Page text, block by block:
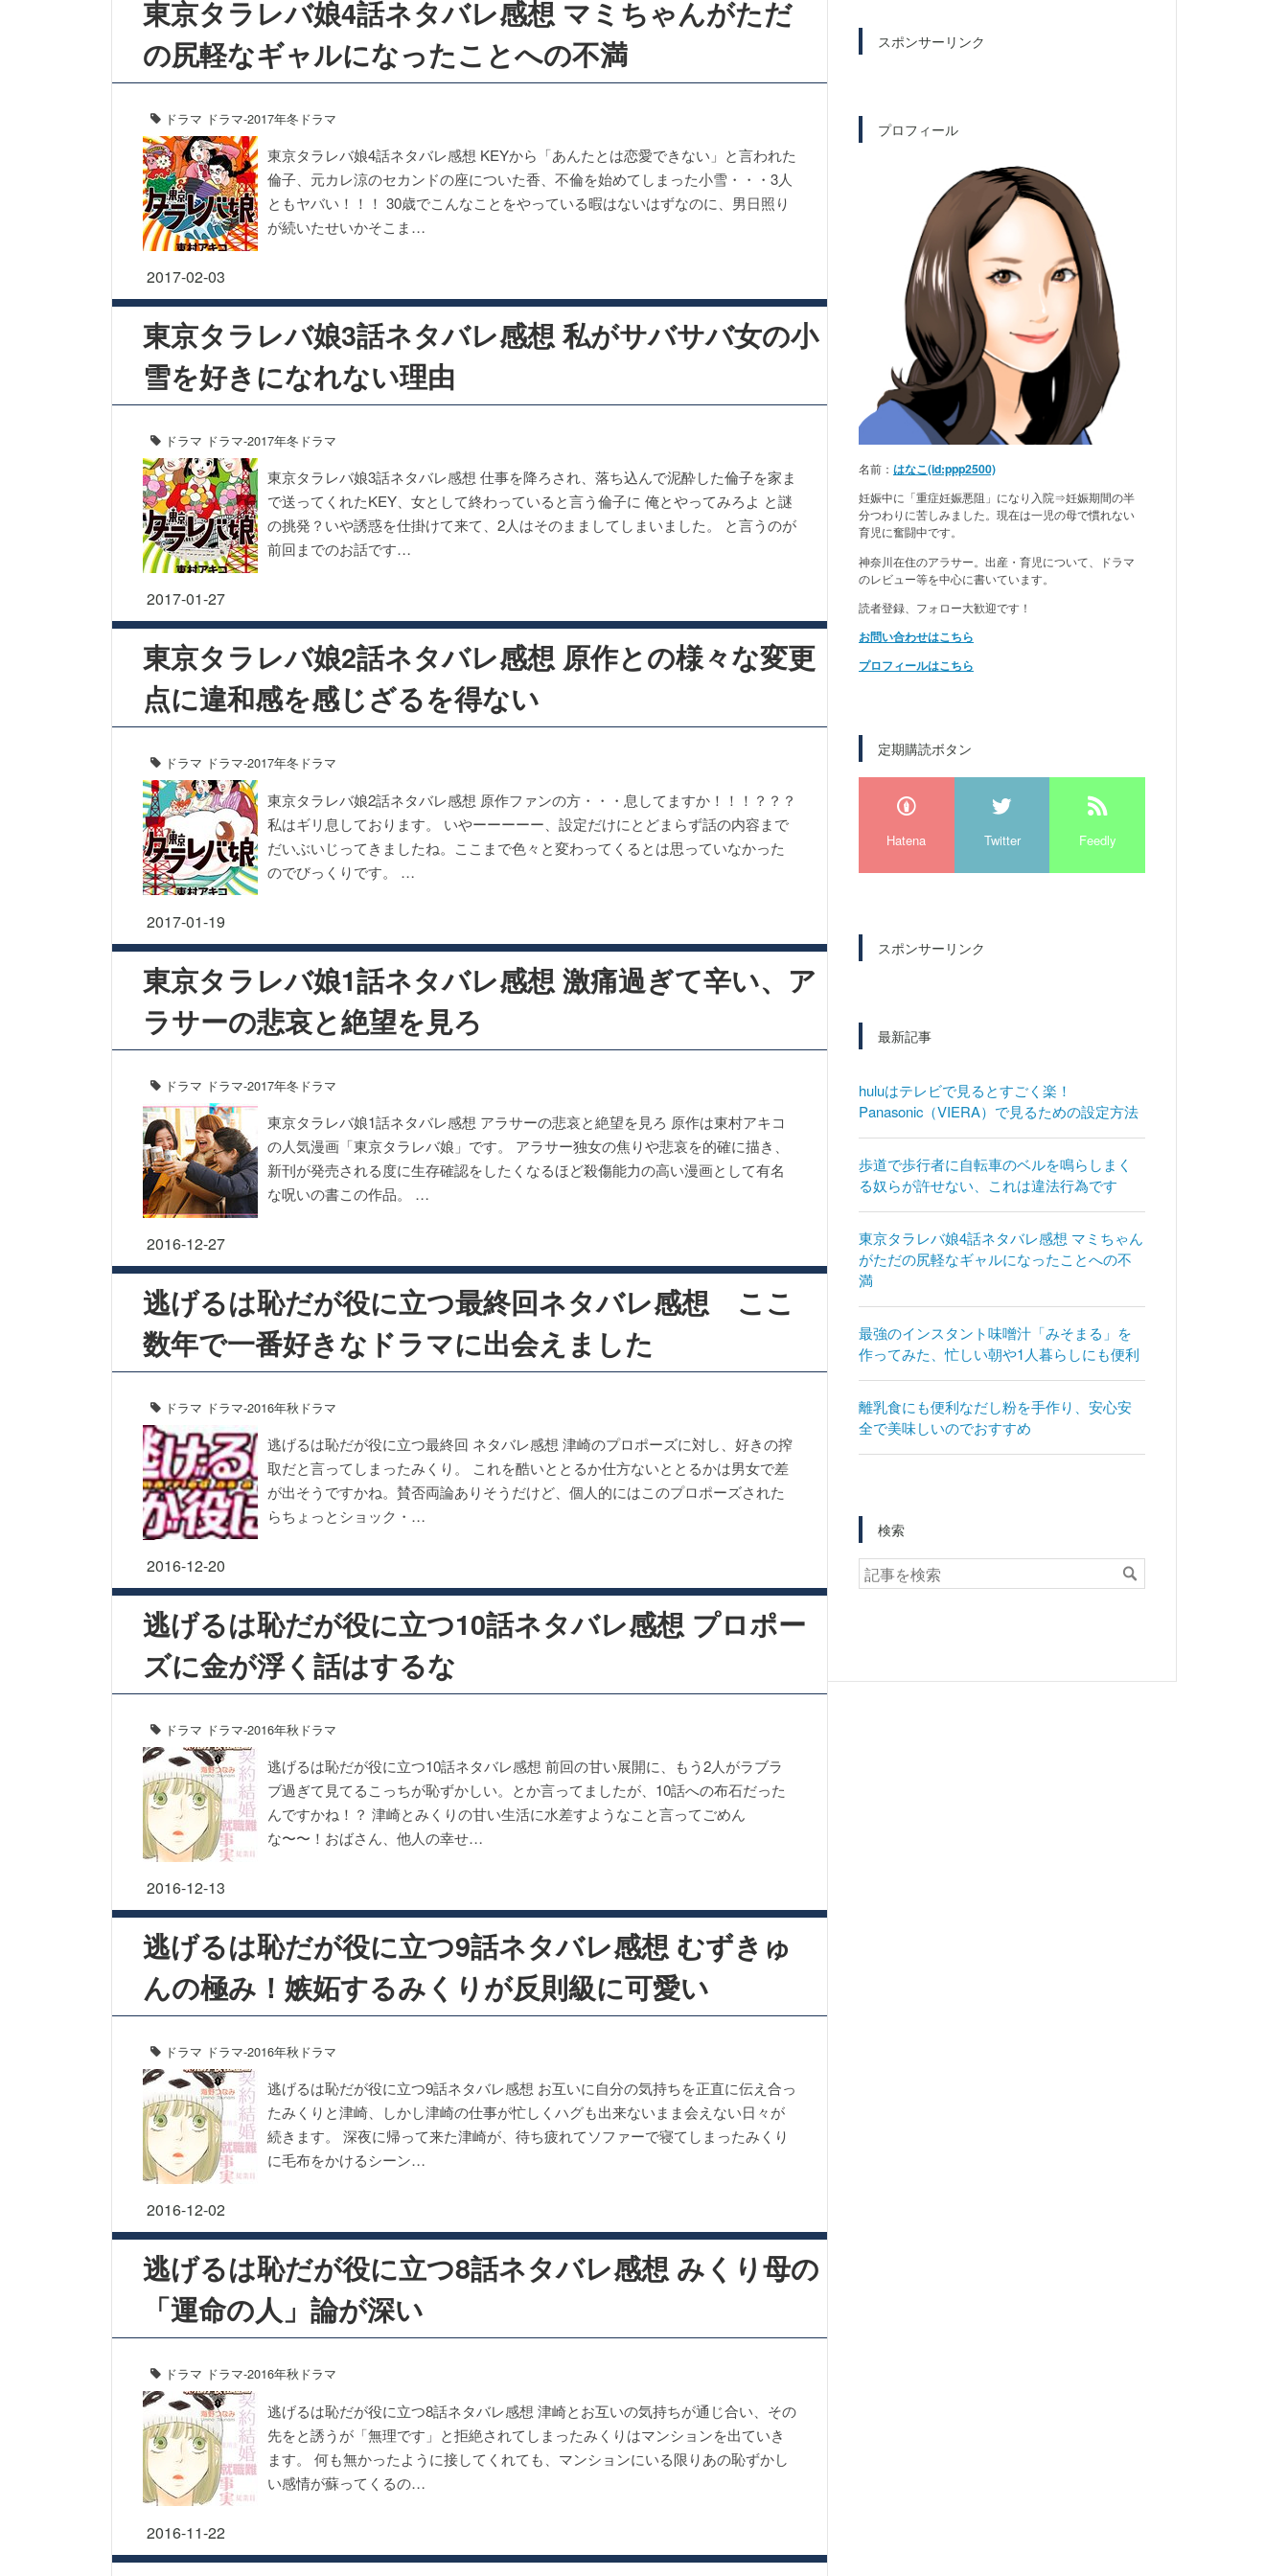
東京タラレバ娘4話ネタバレ感想 マミちゃんがただ
の尻軽なギャルになったことへの不満
ドラマ ドラマ-2017年冬ドラマ
東京タラレバ娘4話ネタバレ感想 KEYから「あんたとは恋愛できない」と言われた
倫子、元カレ涼のセカンドの座についた香、不倫を始めてしまった小雪・・・3人
ともヤバい！！！ 30歳でこんなことをやっている暇はないはずなのに、男日照り
が続いたせいかそこま…
2017-02-03
東京タラレバ娘3話ネタバレ感想 私がサバサバ女の小
雪を好きになれない理由
ドラマ ドラマ-2017年冬ドラマ
東京タラレバ娘3話ネタバレ感想 仕事を降ろされ、落ち込んで泥酔した倫子を家ま
で送ってくれたKEY、女として終わっていると言う倫子に 俺とやってみろよ と謎
の挑発？いや誘惑を仕掛けて来て、2人はそのまましてしまいました。 と言うのが
前回までのお話です…
2017-01-27
東京タラレバ娘2話ネタバレ感想 原作との様々な変更
点に違和感を感じざるを得ない
ドラマ ドラマ-2017年冬ドラマ
東京タラレバ娘2話ネタバレ感想 原作ファンの方・・・息してますか！！！？？？
私はギリ息しております。 いやーーーーー、設定だけにとどまらず話の内容まで
だいぶいじってきましたね。ここまで色々と変わってくるとは思っていなかった
のでびっくりです。 …
2017-01-19
東京タラレバ娘1話ネタバレ感想 激痛過ぎて辛い、ア
ラサーの悲哀と絶望を見ろ
ドラマ ドラマ-2017年冬ドラマ
東京タラレバ娘1話ネタバレ感想 アラサーの悲哀と絶望を見ろ 原作は東村アキコ
の人気漫画「東京タラレバ娘」です。 アラサー独女の焦りや悲哀を的確に描き、
新刊が発売される度に生存確認をしたくなるほど殺傷能力の高い漫画として有名
な呪いの書この作品。 …
2016-12-27
逃げるは恥だが役に立つ最終回ネタバレ感想 ここ
数年で一番好きなドラマに出会えました
ドラマ ドラマ-2016年秋ドラマ
逃げるは恥だが役に立つ最終回 ネタバレ感想 津崎のプロポーズに対し、好きの搾
取だと言ってしまったみくり。 これを酷いととるか仕方ないととるかは男女で差
が出そうですかね。賛否両論ありそうだけど、個人的にはこのプロポーズされた
らちょっとショック・…
2016-12-20
逃げるは恥だが役に立つ10話ネタバレ感想 プロポー
ズに金が浮く話はするな
ドラマ ドラマ-2016年秋ドラマ
逃げるは恥だが役に立つ10話ネタバレ感想 前回の甘い展開に、もう2人がラブラ
ブ過ぎて見てるこっちが恥ずかしい。とか言ってましたが、10話への布石だった
んですかね！？ 津崎とみくりの甘い生活に水差すようなこと言ってごめん
な〜〜！おばさん、他人の幸せ…
2016-12-13
逃げるは恥だが役に立つ9話ネタバレ感想 むずきゅ
んの極み！嫉妬するみくりが反則級に可愛い
ドラマ ドラマ-2016年秋ドラマ
逃げるは恥だが役に立つ9話ネタバレ感想 お互いに自分の気持ちを正直に伝え合っ
たみくりと津崎、しかし津崎の仕事が忙しくハグも出来ないまま会えない日々が
続きます。 深夜に帰って来た津崎が、待ち疲れてソファーで寝てしまったみくり
に毛布をかけるシーン…
2016-12-02
逃げるは恥だが役に立つ8話ネタバレ感想 みくり母の
「運命の人」論が深い
ドラマ ドラマ-2016年秋ドラマ
逃げるは恥だが役に立つ8話ネタバレ感想 津崎とお互いの気持ちが通じ合い、その
先をと誘うが「無理です」と拒絶されてしまったみくりはマンションを出ていき
ます。 何も無かったように接してくれても、マンションにいる限りあの恥ずかし
い感情が蘇ってくるの…
2016-11-22
スポンサーリンク
プロフィール
名前： はなこ(id:ppp2500)
妊娠中に「重症妊娠悪阻」になり入院⇒妊娠期間の半
分つわりに苦しみました。現在は一児の母で慣れない
育児に奮闘中です。
神奈川在住のアラサー。出産・育児について、ドラマ
のレビュー等を中心に書いています。
読者登録、フォロー大歓迎です！
お問い合わせはこちら
プロフィールはこちら
定期購読ボタン
Hatena Twitter Feedly
スポンサーリンク
最新記事
huluはテレビで見るとすごく楽！
Panasonic（VIERA）で見るための設定方法
歩道で歩行者に自転車のベルを鳴らしまく
る奴らが許せない、これは違法行為です
東京タラレバ娘4話ネタバレ感想 マミちゃん
がただの尻軽なギャルになったことへの不
満
最強のインスタント味噌汁「みそまる」を
作ってみた、忙しい朝や1人暮らしにも便利
離乳食にも便利なだし粉を手作り、安心安
全で美味しいのでおすすめ
検索